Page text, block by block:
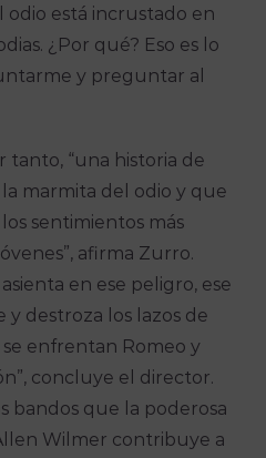
odio está incrustado en
¿Por qué? Eso es lo
y preguntar al
tanto, “una historia de
marmita del odio y que
sentimientos más
afirma Zurro.
en ese peligro, ese
destroza los lazos de
enfrentan Romeo y
concluye el director.
bandos que la poderosa
Wilmer contribuye a